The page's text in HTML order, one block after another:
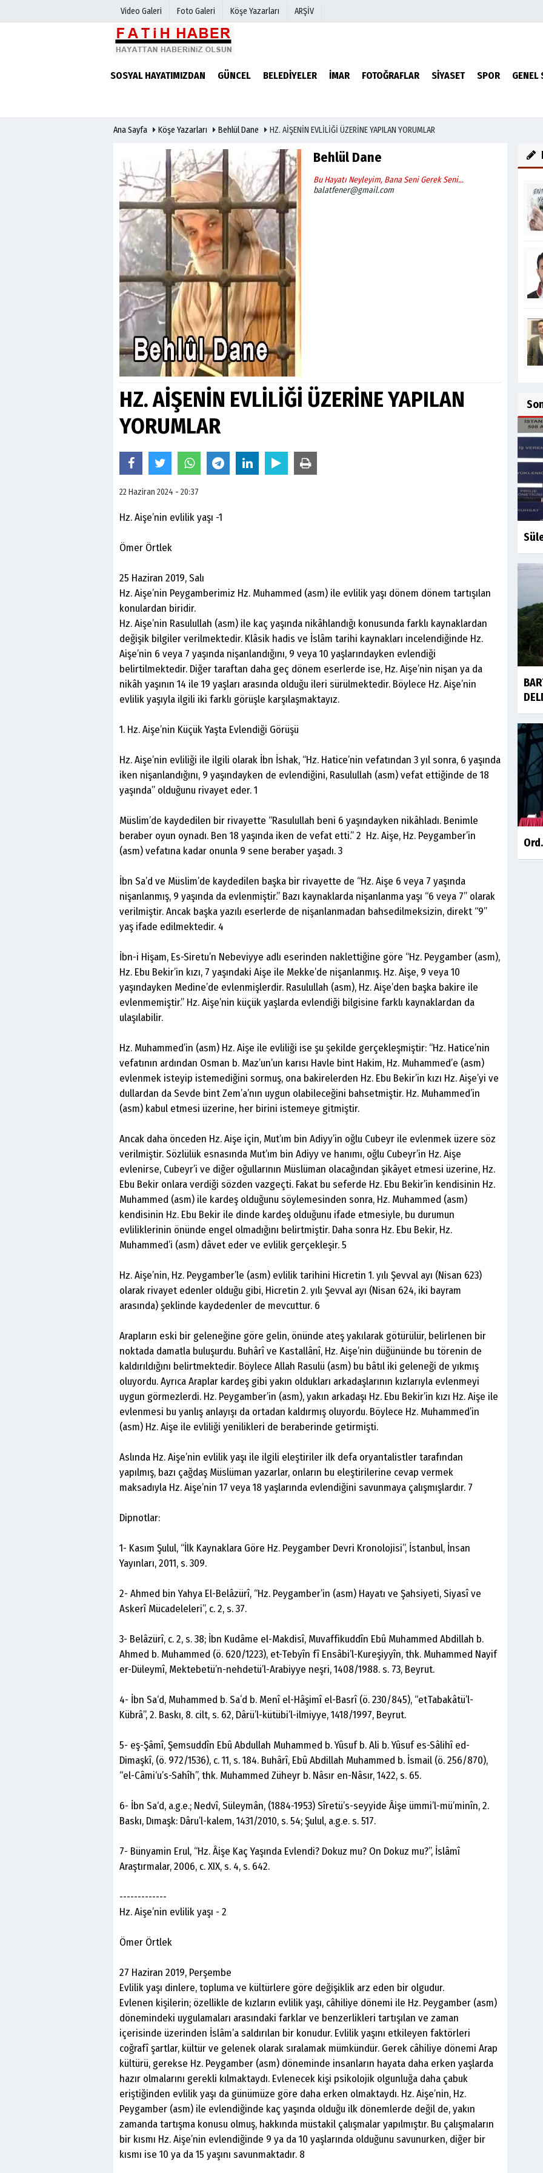
Video Galeri Foto Galeri Köşe Yazarları ARŞİV
SOSYAL HAYATIMIZDAN GÜNCEL BELEDİYELER İMAR FOTOĞRAFLAR SİYASET SPOR GENEL
Biyografiler
Köşe Yazarları
Ana Sayfa Köşe Yazarları Behlül Dane HZ. AİŞENİN EVLİLİĞİ ÜZERİNE YAPILAN YORUMLAR
Behlül Dane
Bu Hayatı Neyleyim, Bana Seni Gerek Seni...
balatfener@gmail.com
HZ. AİŞENİN EVLİLİĞİ ÜZERİNE YAPILAN
YORUMLAR
22 Haziran 2024 - 20:37
Hz. Aişe’nin evlilik yaşı -1
Ömer Örtlek
25 Haziran 2019, Salı
Hz. Aişe’nin Peygamberimiz Hz. Muhammed (asm) ile evlilik yaşı dönem dönem tartışılan
konulardan biridir.
Hz. Aişe’nin Rasulullah (asm) ile kaç yaşında nikâhlandığı konusunda farklı kaynaklardan
değişik bilgiler verilmektedir. Klâsik hadis ve İslâm tarihi kaynakları incelendiğinde Hz.
Aişe’nin 6 veya 7 yaşında nişanlandığını, 9 veya 10 yaşlarındayken evlendiği
belirtilmektedir. Diğer taraftan daha geç dönem eserlerde ise, Hz. Aişe’nin nişan ya da
nikâh yaşının 14 ile 19 yaşları arasında olduğu ileri sürülmektedir. Böylece Hz. Aişe’nin
evlilik yaşıyla ilgili iki farklı görüşle karşılaşmaktayız.
1. Hz. Aişe’nin Küçük Yaşta Evlendiği Görüşü
Hz. Aişe’nin evliliği ile ilgili olarak İbn İshak, “Hz. Hatice’nin vefatından 3 yıl sonra, 6 yaşında
iken nişanlandığını, 9 yaşındayken de evlendiğini, Rasulullah (asm) vefat ettiğinde de 18
yaşında” olduğunu rivayet eder. 1
Müslim’de kaydedilen bir rivayette “Rasulullah beni 6 yaşındayken nikâhladı. Benimle
beraber oyun oynadı. Ben 18 yaşında iken de vefat etti.” 2 Hz. Aişe, Hz. Peygamber’in
(asm) vefatına kadar onunla 9 sene beraber yaşadı. 3
İbn Sa’d ve Müslim’de kaydedilen başka bir rivayette de “Hz. Aişe 6 veya 7 yaşında
nişanlanmış, 9 yaşında da evlenmiştir.” Bazı kaynaklarda nişanlanma yaşı “6 veya 7” olarak
verilmiştir. Ancak başka yazılı eserlerde de nişanlanmadan bahsedilmeksizin, direkt “9”
yaş ifade edilmektedir. 4
İbn-i Hişam, Es-Siretu’n Nebeviyye adlı eserinden naklettiğine göre “Hz. Peygamber (asm),
Hz. Ebu Bekir’in kızı, 7 yaşındaki Aişe ile Mekke’de nişanlanmış. Hz. Aişe, 9 veya 10
yaşındayken Medine’de evlenmişlerdir. Rasulullah (asm), Hz. Aişe’den başka bakire ile
evlenmemiştir.” Hz. Aişe’nin küçük yaşlarda evlendiği bilgisine farklı kaynaklardan da
ulaşılabilir.
Hz. Muhammed’in (asm) Hz. Aişe ile evliliği ise şu şekilde gerçekleşmiştir: “Hz. Hatice’nin
vefatının ardından Osman b. Maz’un’un karısı Havle bint Hakim, Hz. Muhammed’e (asm)
evlenmek isteyip istemediğini sormuş, ona bakirelerden Hz. Ebu Bekir’in kızı Hz. Aişe’yi ve
dullardan da Sevde bint Zem’a’nın uygun olabileceğini bahsetmiştir. Hz. Muhammed’in
(asm) kabul etmesi üzerine, her birini istemeye gitmiştir.
Ancak daha önceden Hz. Aişe için, Mut’ım bin Adiyy’in oğlu Cubeyr ile evlenmek üzere söz
verilmiştir. Sözlülük esnasında Mut’ım bin Adiyy ve hanımı, oğlu Cubeyr’in Hz. Aişe
evlenirse, Cubeyr’i ve diğer oğullarının Müslüman olacağından şikâyet etmesi üzerine, Hz.
Ebu Bekir onlara verdiği sözden vazgeçti. Fakat bu seferde Hz. Ebu Bekir’in kendisinin Hz.
Muhammed (asm) ile kardeş olduğunu söylemesinden sonra, Hz. Muhammed (asm)
kendisinin Hz. Ebu Bekir ile dinde kardeş olduğunu ifade etmesiyle, bu durumun
evliliklerinin önünde engel olmadığını belirtmiştir. Daha sonra Hz. Ebu Bekir, Hz.
Muhammed’i (asm) dâvet eder ve evlilik gerçekleşir. 5
Hz. Aişe’nin, Hz. Peygamber’le (asm) evlilik tarihini Hicretin 1. yılı Şevval ayı (Nisan 623)
olarak rivayet edenler olduğu gibi, Hicretin 2. yılı Şevval ayı (Nisan 624, iki bayram
arasında) şeklinde kaydedenler de mevcuttur. 6
Arapların eski bir geleneğine göre gelin, önünde ateş yakılarak götürülür, belirlenen bir
noktada damatla buluşurdu. Buhârî ve Kastallânî, Hz. Aişe’nin düğününde bu törenin de
kaldırıldığını belirtmektedir. Böylece Allah Rasulü (asm) bu bâtıl iki geleneği de yıkmış
oluyordu. Ayrıca Araplar kardeş gibi yakın oldukları arkadaşlarının kızlarıyla evlenmeyi
uygun görmezlerdi. Hz. Peygamber’in (asm), yakın arkadaşı Hz. Ebu Bekir’in kızı Hz. Aişe ile
evlenmesi bu yanlış anlayışı da ortadan kaldırmış oluyordu. Böylece Hz. Muhammed’in
(asm) Hz. Aişe ile evliliği yenilikleri de beraberinde getirmişti.
Aslında Hz. Aişe’nin evlilik yaşı ile ilgili eleştiriler ilk defa oryantalistler tarafından
yapılmış, bazı çağdaş Müslüman yazarlar, onların bu eleştirilerine cevap vermek
maksadıyla Hz. Aişe’nin 17 veya 18 yaşlarında evlendiğini savunmaya çalışmışlardır. 7
Dipnotlar:
1- Kasım Şulul, “İlk Kaynaklara Göre Hz. Peygamber Devri Kronolojisi”, İstanbul, İnsan
Yayınları, 2011, s. 309.
2- Ahmed bin Yahya El-Belâzürî, “Hz. Peygamber’in (asm) Hayatı ve Şahsiyeti, Siyasî ve
Askerî Mücadeleleri”, c. 2, s. 37.
3- Belâzürî, c. 2, s. 38; İbn Kudâme el-Makdisî, Muvaffikuddîn Ebû Muhammed Abdillah b.
Ahmed b. Muhammed (ö. 620/1223), et-Tebyîn fî Ensâbi’l-Kureşiyyîn, thk. Muhammed Nayif
er-Düleymî, Mektebetü’n-nehdetü’l-Arabiyye neşri, 1408/1988. s. 73, Beyrut.
4- İbn Sa‘d, Muhammed b. Saʻd b. Menî el-Hâşimî el-Basrî (ö. 230/845), “etTabakâtü’l-
Kübrâ”, 2. Baskı, 8. cilt, s. 62, Dârü’l-kütübi’l-ilmiyye, 1418/1997, Beyrut.
5- eş-Şâmî, Şemsuddîn Ebû Abdullah Muhammed b. Yûsuf b. Ali b. Yûsuf es-Sâlihî ed-
Dimaşkî, (ö. 972/1536), c. 11, s. 184. Buhârî, Ebû Abdillah Muhammed b. İsmail (ö. 256/870),
“el-Câmi‘u’s-Sahîh”, thk. Muhammed Züheyr b. Nâsır en-Nâsır, 1422, s. 65.
6- İbn Sa‘d, a.g.e.; Nedvî, Süleymân, (1884-1953) Sîretü’s-seyyide Âişe ümmi’l-mü’minîn, 2.
Baskı, Dımaşk: Dâru’l-kalem, 1431/2010, s. 54; Şulul, a.g.e. s. 517.
7- Bünyamin Erul, “Hz. Âişe Kaç Yaşında Evlendi? Dokuz mu? On Dokuz mu?”, İslâmî
Araştırmalar, 2006, c. XIX, s. 4, s. 642.
-------------
Hz. Aişe’nin evlilik yaşı - 2
Ömer Örtlek
27 Haziran 2019, Perşembe
Evlilik yaşı dinlere, topluma ve kültürlere göre değişiklik arz eden bir olgudur.
Evlenen kişilerin; özellikle de kızların evlilik yaşı, câhiliye dönemi ile Hz. Peygamber (asm)
dönemindeki uygulamaları arasındaki farklar ve benzerlikleri tartışılan ve zaman
içerisinde üzerinden İslâm’a saldırılan bir konudur. Evlilik yaşını etkileyen faktörleri
coğrafî şartlar, kültür ve gelenek olarak sıralamak mümkündür. Gerek câhiliye dönemi Arap
kültürü, gerekse Hz. Peygamber (asm) döneminde insanların hayata daha erken yaşlarda
hazır olmalarını gerekli kılmaktaydı. Evlenecek kişi psikolojik olgunluğa daha çabuk
eriştiğinden evlilik yaşı da günümüze göre daha erken olmaktaydı. Hz. Aişe’nin, Hz.
Peygamber (asm) ile evlendiğinde kaç yaşında olduğu ilk dönemlerde değil de, yakın
zamanda tartışma konusu olmuş, hakkında müstakil çalışmalar yapılmıştır. Bu çalışmaların
bir kısmı Hz. Aişe’nin evlendiğinde 9 ya da 10 yaşlarında olduğunu savunurken, diğer bir
kısmı ise 10 ya da 15 yaşını savunmaktadır. 8